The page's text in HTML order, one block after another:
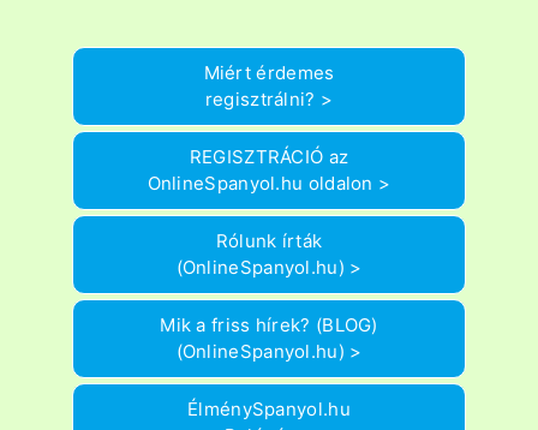
Miért érdemes
regisztrálni? >
REGISZTRÁCIÓ az
OnlineSpanyol.hu oldalon >
Rólunk írták
(OnlineSpanyol.hu) >
Mik a friss hírek? (BLOG)
(OnlineSpanyol.hu) >
ÉlménySpanyol.hu